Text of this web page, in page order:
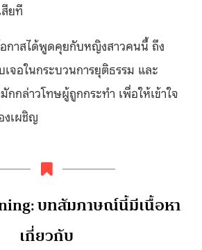
ยที
กาสได้พูดคุยกับหญิงสาวคนนี้ ถึง
เจอในกระบวนการยุติธรรม และ
กล่าวโทษผู้ถูกกระทำ เพื่อให้เข้าใจ
งเผชิญ
บทสัมภาษณ์นี้มีเนื้อหา
เกี่ยวกับ